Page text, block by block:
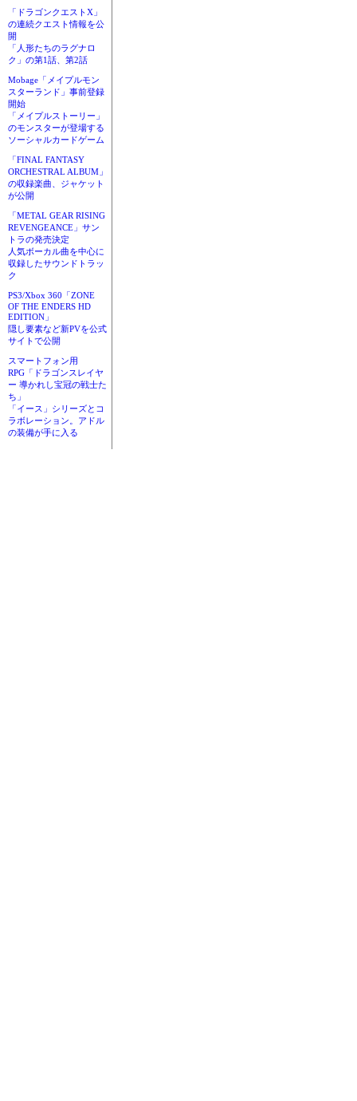
「ドラゴンクエストX」
の連続クエスト情報を公
開
「人形たちのラグナロ
ク」の第1話、第2話
Mobage「メイプルモン
スターランド」事前登録
開始
「メイプルストーリー」
のモンスターが登場する
ソーシャルカードゲーム
「FINAL FANTASY
ORCHESTRAL ALBUM」
の収録楽曲、ジャケット
が公開
「METAL GEAR RISING
REVENGEANCE」サン
トラの発売決定
人気ボーカル曲を中心に
収録したサウンドトラッ
ク
PS3/Xbox 360「ZONE
OF THE ENDERS HD
EDITION」
隠し要素など新PVを公式
サイトで公開
スマートフォン用
RPG「ドラゴンスレイヤ
ー 導かれし宝冠の戦士た
ち」
「イース」シリーズとコ
ラボレーション。アドル
の装備が手に入る